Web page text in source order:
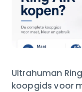
Ultrahuman
koopgids voor